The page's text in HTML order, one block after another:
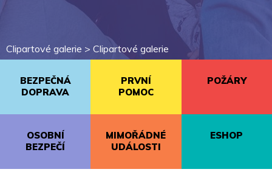
Clipartové galerie > Clipartové galerie
BEZPEČNÁ
DOPRAVA
PRVNÍ
POMOC
POŽÁRY
OSOBNÍ
BEZPEČÍ
MIMOŘÁDNÉ
UDÁLOSTI
ESHOP